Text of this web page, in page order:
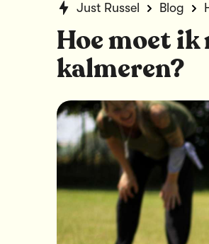
Just Russel Blog
Hoe moet
kalmeren?